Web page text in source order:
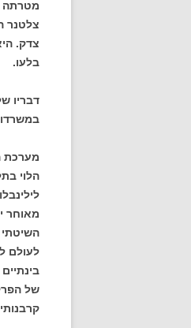
מטרתה
צלטנר
צדק.
בלעו.
דבריו
במשרדו
מערכת
הלוי
מאוחר
לעולם
של